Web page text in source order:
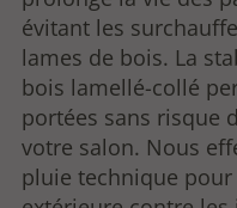
évitant les
lames de bois. La
bois lamellé-collé
portées sans risque
votre salon. Nous
pluie technique